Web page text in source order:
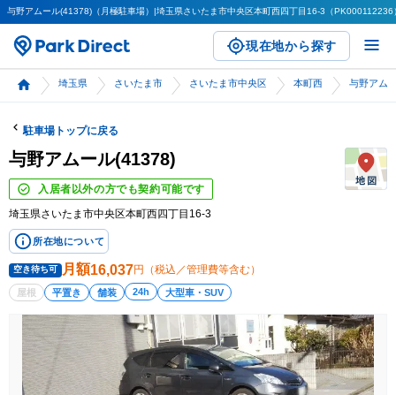
与野アムール(41378)（月極駐車場）|埼玉県さいたま市中央区本町西四丁目16-3（
現在地から探す
埼玉県 さいたま市 さいたま市中央区 本町西 与野アム
駐車場トップに戻る
与野アムール(41378)
入居者以外の方でも契約可能です
埼玉県さいたま市中央区本町西四丁目16-3
所在地について
空き待ち可 月額16,037円（税込／管理費等含む）
屋根 平置き 舗装 24h 大型車・SUV